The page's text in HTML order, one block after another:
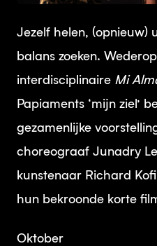
Jezelf helen, (opnieuw)
balans zoeken.
interdisciplinaire Mi
Papiaments ‘mijn ziel’
gezamenlijke
choreograaf Junadry
kunstenaar Richard
hun bekroonde korte
Oktober